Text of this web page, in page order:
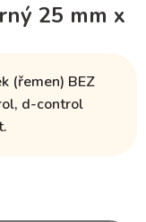
25 mm x
(řemen) BEZ
d-control